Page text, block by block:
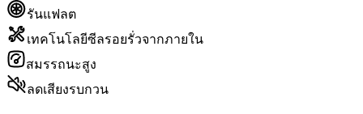
รันแฟลต
เทคโนโลยีซีลรอยรั่วจากภายใน
สมรรถนะสูง
ลดเสียงรบกวน